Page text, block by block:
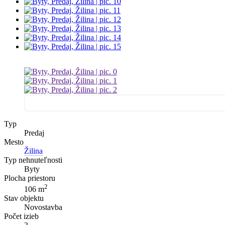
Typ
Predaj
Mesto
Žilina
Typ nehnuteľnosti
Byty
Plocha priestoru
106 m2
Stav objektu
Novostavba
Počet izieb